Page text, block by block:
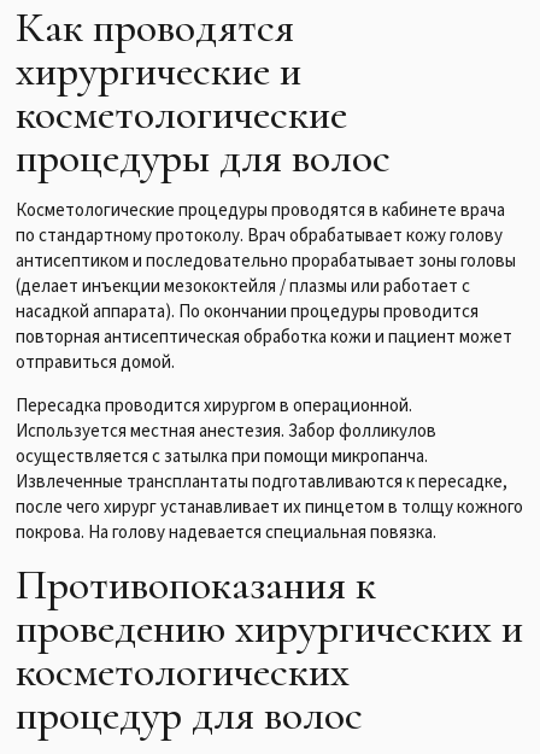
Как проводятся
хирургические и
косметологические
процедуры для волос
Косметологические процедуры проводятся в кабинете врача
по стандартному протоколу. Врач обрабатывает кожу голову
антисептиком и последовательно прорабатывает зоны головы
(делает инъекции мезококтейля / плазмы или работает с
насадкой аппарата). По окончании процедуры проводится
повторная антисептическая обработка кожи и пациент может
отправиться домой.
Пересадка проводится хирургом в операционной.
Используется местная анестезия. Забор фолликулов
осуществляется с затылка при помощи микропанча.
Извлеченные трансплантаты подготавливаются к пересадке,
после чего хирург устанавливает их пинцетом в толщу кожного
покрова. На голову надевается специальная повязка.
Противопоказания к
проведению хирургических и
косметологических
процедур для волос